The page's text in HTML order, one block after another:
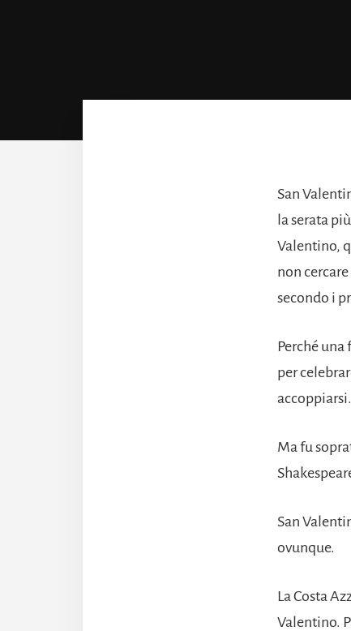
San
la serata
Valentino,
non
secondo i
Perché
per
accoppiarsi.
Ma fu
San
ovunque.
La Costa
Valentino.